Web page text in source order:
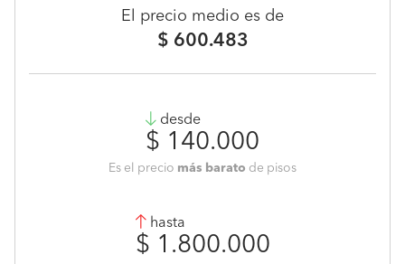
El precio medio es de
$ 600.483
desde
$ 140.000
Es el precio más barato de pisos
hasta
$ 1.800.000